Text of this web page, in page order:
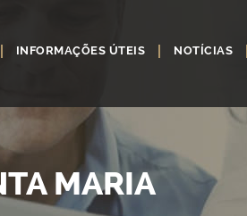
INFORMAÇÕES ÚTEIS NOTÍCIAS
MARIA